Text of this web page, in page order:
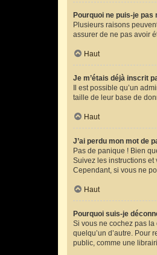
Pourquoi ne puis-je pas
Plusieurs raisons
assurer de ne pas avoir
Haut
Je m’étais déjà inscrit
Il est possible qu’un
taille de leur base de
Haut
J’ai perdu mon mot de
Pas de panique ! Bien
Suivez les instructions
Cependant, si vous ne
Haut
Pourquoi suis-je
Si vous ne cochez pas
quelqu’un d’autre. Pour
public, comme une